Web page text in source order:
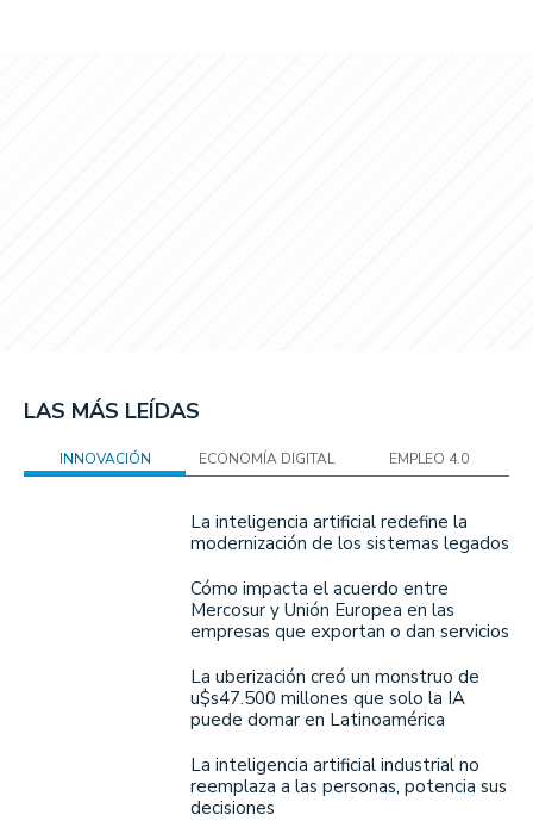
LAS MÁS LEÍDAS
INNOVACIÓN ECONOMÍA DIGITAL EMPLEO 4.0
La inteligencia artificial redefine la
modernización de los sistemas legados
Cómo impacta el acuerdo entre
Mercosur y Unión Europea en las
empresas que exportan o dan servicios
La uberización creó un monstruo de
u$s47.500 millones que solo la IA
puede domar en Latinoamérica
La inteligencia artificial industrial no
reemplaza a las personas, potencia sus
decisiones